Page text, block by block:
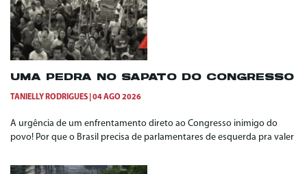
UMA PEDRA NO SAPATO DO CONGRESSO
TANIELLY RODRIGUES 04 AGO 2026
A urgência de um enfrentamento direto ao Congresso inimigo do
povo! Por que o Brasil precisa de parlamentares de esquerda pra valer